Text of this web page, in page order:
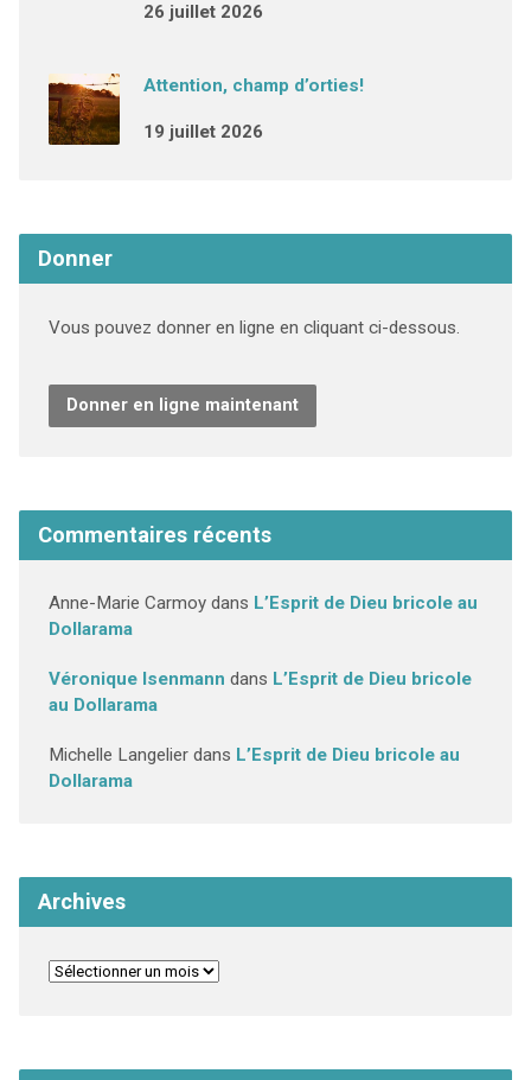
26 juillet 2026
Attention, champ d’orties!
19 juillet 2026
Donner
Vous pouvez donner en ligne en cliquant ci-dessous.
Donner en ligne maintenant
Commentaires récents
Anne-Marie Carmoydans L’Esprit de Dieu bricole au
Dollarama
Véronique Isenmann dans L’Esprit de Dieu bricole
au Dollarama
Michelle Langelierdans L’Esprit de Dieu bricole au
Dollarama
Archives